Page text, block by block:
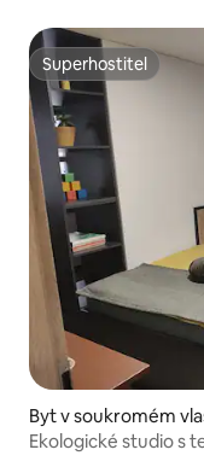
Superhostitel
Superhostitel
Byt v soukromém
3
Ekologické studio s